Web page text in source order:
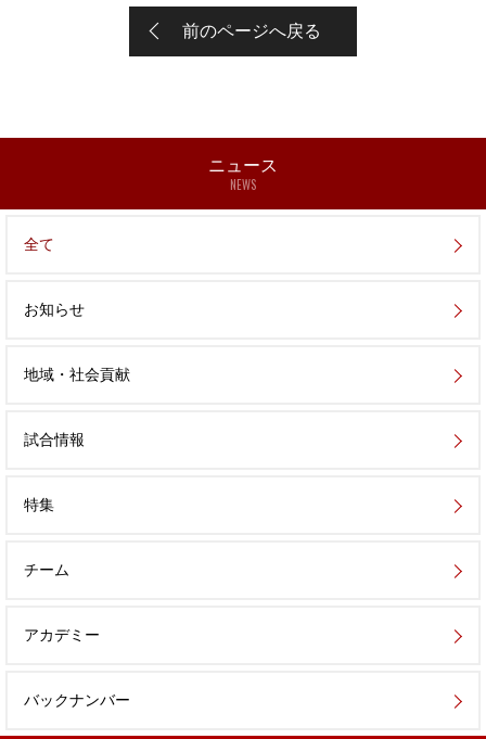
前のページへ戻る
ニュース
NEWS
全て
お知らせ
地域・社会貢献
試合情報
特集
チーム
アカデミー
バックナンバー